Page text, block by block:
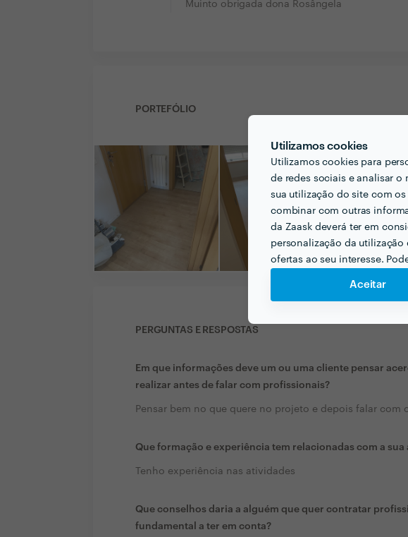
Utilizamos cookies
Utilizamos cookies para
de redes sociais e analisar
sua utilização do site com
combinar com outras
da Zaask deverá ter em
personalização da
ofertas ao seu interesse.
Aceitar
Muinto obrigada dona Rosângela
PORTEFÓLIO
PERGUNTAS E RESPOSTAS
Em que informações deve um ou uma cliente pensar
realizar antes de falar com profissionais?
Pensar bem no que quere no projeto e depois falar com
Que formação e experiência tem relacionadas com a sua
Tenho experiência nas atividades
Que conselhos daria a alguém que quer contratar
fundamental a ter em conta?